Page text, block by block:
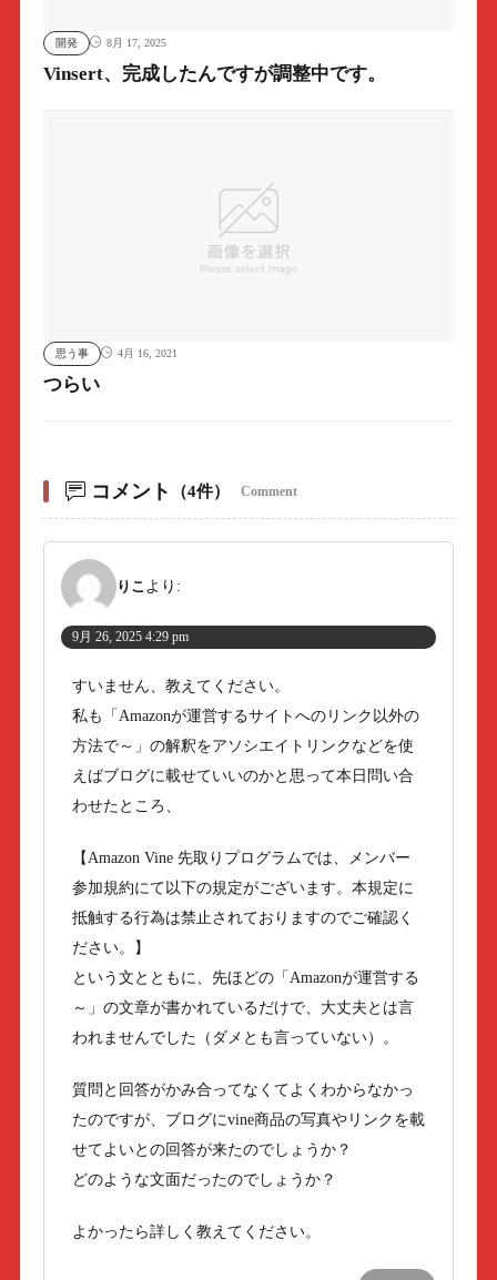
開発 8月 17, 2025
Vinsert、完成したんですが調整中です。
思う事 4月 16, 2021
つらい
コメント （4件） Comment
りこ より:
9月 26, 2025 4:29 pm
すいません、教えてください。
私も「Amazonが運営するサイトへのリンク以外の
方法で～」の解釈をアソシエイトリンクなどを使
えばブログに載せていいのかと思って本日問い合
わせたところ、
【Amazon Vine 先取りプログラムでは、メンバー
参加規約にて以下の規定がございます。本規定に
抵触する行為は禁止されておりますのでご確認く
ださい。】
という文とともに、先ほどの「Amazonが運営する
～」の文章が書かれているだけで、大丈夫とは言
われませんでした（ダメとも言っていない）。
質問と回答がかみ合ってなくてよくわからなかっ
たのですが、ブログにvine商品の写真やリンクを載
せてよいとの回答が来たのでしょうか？
どのような文面だったのでしょうか？
よかったら詳しく教えてください。